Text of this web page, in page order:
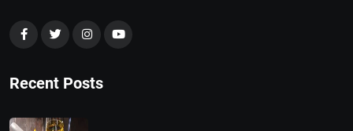
Recent Posts